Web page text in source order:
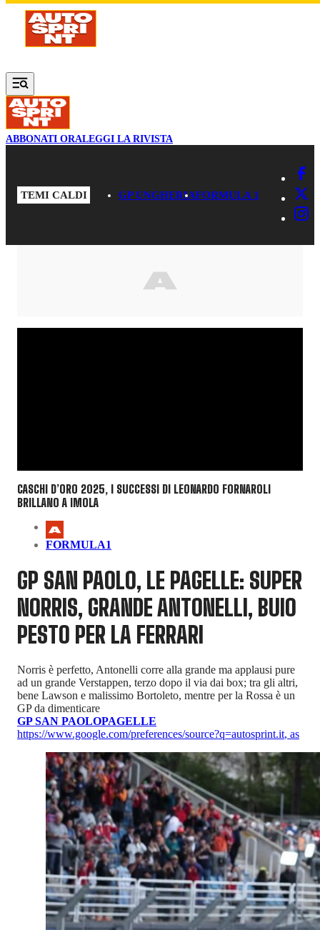
Vai al contenuto principale
ABBONATI ORALEGGI LA RIVISTA
TEMI CALDI GP UNGHERIAFORMULA 1
CASCHI D’ORO 2025, I SUCCESSI DI LEONARDO FORNAROLI
BRILLANO A IMOLA
FORMULA1
GP SAN PAOLO, LE PAGELLE: SUPER
NORRIS, GRANDE ANTONELLI, BUIO
PESTO PER LA FERRARI
Norris è perfetto, Antonelli corre alla grande ma applausi pure
ad un grande Verstappen, terzo dopo il via dai box; tra gli altri,
bene Lawson e malissimo Bortoleto, mentre per la Rossa è un
GP da dimenticare
GP SAN PAOLOPAGELLE
https://www.google.com/preferences/source?q=autosprint.it, as